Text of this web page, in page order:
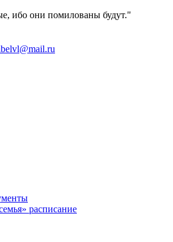
ибо они помилованы будут."
и детства
расписание